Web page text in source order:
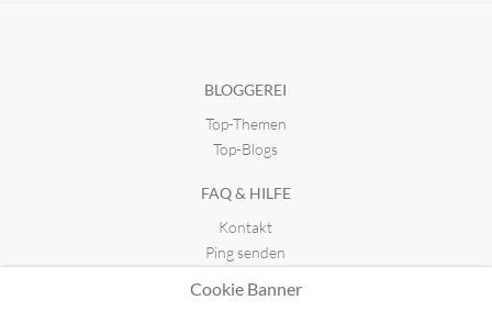
BLOGGEREI
Top-Themen
Top-Blogs
FAQ & HILFE
Kontakt
Ping senden
Cookie Banner